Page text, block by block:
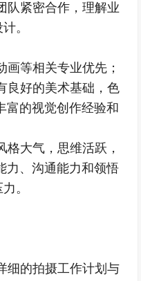
队紧密合作，理解业
。
等相关专业优先；
良好的美术基础，色
富的视觉创作经验和
格大气，思维活跃，
力、沟通能力和领悟
。
细的拍摄工作计划与